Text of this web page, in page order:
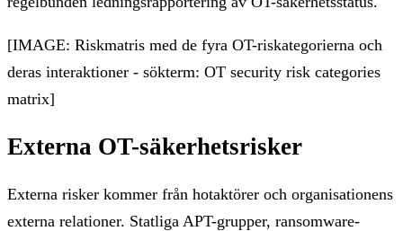
[IMAGE: Riskmatris med de fyra OT-riskategorierna och
deras interaktioner - sökterm: OT security risk categories
matrix]
Externa OT-säkerhetsrisker
Externa risker kommer från hotaktörer och organisationens
externa relationer. Statliga APT-grupper, ransomware-